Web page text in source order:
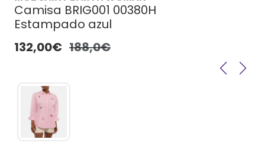
Camisa BRIG001 00380H
Estampado azul
132,00€ 188,0€